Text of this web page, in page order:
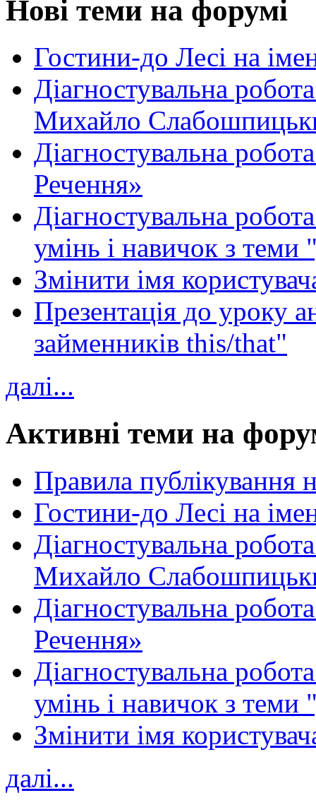
Нові теми на форумі
Гостини-до Лесі на
Діагностувальна
Михайло
Діагностувальна
Речення»
Діагностувальна
умінь і навичок з теми
Змінити імя
Презентація до уроку
займенників this/that"
далі...
Активні теми на
Правила публікування
Гостини-до Лесі на
Діагностувальна
Михайло
Діагностувальна
Речення»
Діагностувальна
умінь і навичок з теми
Змінити імя
далі...